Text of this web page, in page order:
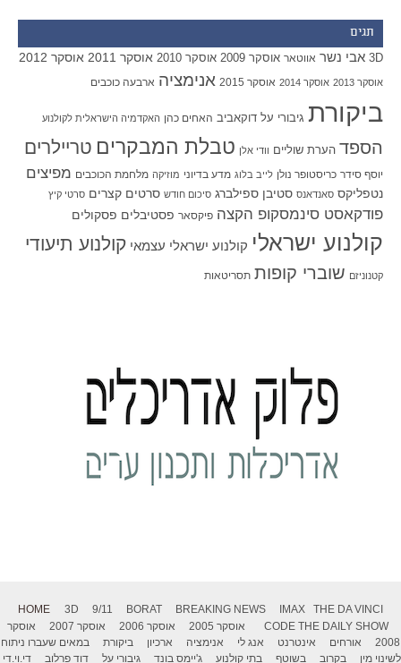
תגים
3D אבי נשר אווטאר אוסקר 2009 אוסקר 2010 אוסקר 2011 אוסקר 2012
אוסקר 2013 אוסקר 2014 אוסקר 2015 אנימציה ארבעה כוכבים
ביקורת גיבורי על דוקאביב האחים כהן האקדמיה הישראלית לקולנוע
הספד הערת שוליים וודי אלן טבלת המבקרים טריילרים
יוסף סידר כריסטופר נולן לייב בלוג מדע בדיוני מוזיקה מלחמת הכוכבים מפיצים
נטפליקס סאנדאנס סטיבן ספילברג סיכום חודש סרטים קצרים סרטי קיץ
פודקאסט סינמסקופ הקצה פיקסאר פסטיבלים פסקולים
קולנוע ישראלי קולנוע ישראלי עצמאי קולנוע תיעודי
קטנוניזם שוברי קופות תסריטאות
HOME 3D 9/11 BORAT BREAKING NEWS IMAX
THE DA VINCI
CODE THE DAILY SHOW אוסקר 2005 אוסקר 2006 אוסקר 2007
אוסקר
2008
אורחים אינטרנט אנג לי אנימציה ארכיון ביקורת
במאים שעברו ניתוח
לשינוי מין
בקרוב בשוטף בתי קולנוע ג'יימס בונד גיבורי על דוד פרלוב די.וי.די